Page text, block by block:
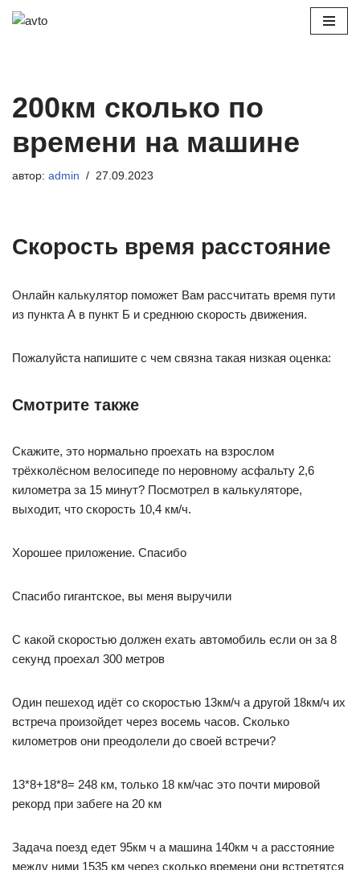
200км сколько по
времени на машине
автор: admin 27.09.2023
Скорость время расстояние
Онлайн калькулятор поможет Вам рассчитать время пути
из пункта А в пункт Б и среднюю скорость движения.
Пожалуйста напишите с чем связна такая низкая оценка:
Смотрите также
Скажите, это нормально проехать на взрослом
трёхколёсном велосипеде по неровному асфальту 2,6
километра за 15 минут? Посмотрел в калькуляторе,
выходит, что скорость 10,4 км/ч.
Хорошее приложение. Спасибо
Спасибо гигантское, вы меня выручили
С какой скоростью должен ехать автомобиль если он за 8
секунд проехал 300 метров
Один пешеход идёт со скоростью 13км/ч а другой 18км/ч их
встреча произойдет через восемь часов. Сколько
километров они преодолели до своей встречи?
13*8+18*8= 248 км, только 18 км/час это почти мировой
рекорд при забеге на 20 км
Задача поезд едет 95км ч а машина 140км ч а расстояние
между ними 1535 км через сколько времени они встретятся